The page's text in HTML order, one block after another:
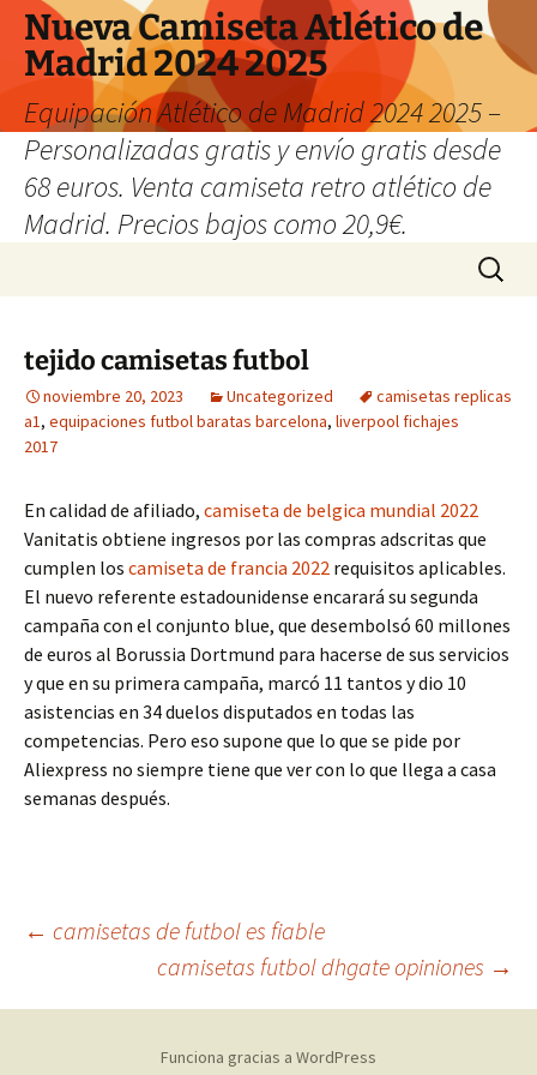
Nueva Camiseta Atlético de
Madrid 2024 2025
Equipación Atlético de Madrid 2024 2025 –
Personalizadas gratis y envío gratis desde
68 euros. Venta camiseta retro atlético de
Madrid. Precios bajos como 20,9€.
Buscar:
tejido camisetas futbol
noviembre 20, 2023 Uncategorized
camisetas replicas
a1, equipaciones futbol baratas barcelona, liverpool fichajes
2017
En calidad de afiliado, camiseta de belgica mundial 2022
Vanitatis obtiene ingresos por las compras adscritas que
cumplen los camiseta de francia 2022 requisitos aplicables.
El nuevo referente estadounidense encarará su segunda
campaña con el conjunto blue, que desembolsó 60 millones
de euros al Borussia Dortmund para hacerse de sus servicios
y que en su primera campaña, marcó 11 tantos y dio 10
asistencias en 34 duelos disputados en todas las
competencias. Pero eso supone que lo que se pide por
Aliexpress no siempre tiene que ver con lo que llega a casa
semanas después.
Navegación
de
← camisetas de futbol es fiable
camisetas futbol dhgate opiniones →
Funciona gracias a WordPress